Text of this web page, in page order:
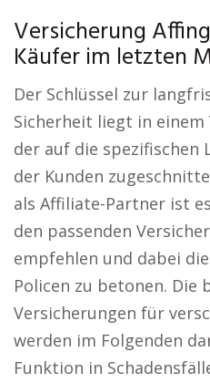
Versicherung
Käufer im letzten
Der Schlüssel zur
Sicherheit liegt in
der auf die spezifischen
der Kunden
als Affiliate-Partner ist
den passenden
empfehlen und dabei
Policen zu betonen. Die
Versicherungen für
werden im Folgenden
Funktion in